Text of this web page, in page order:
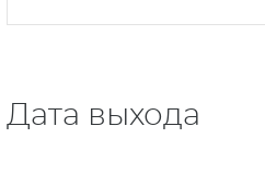
Дата выхода